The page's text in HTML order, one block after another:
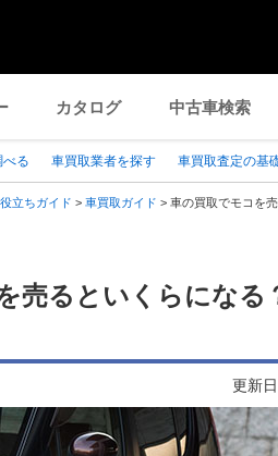
カタログ 中古車検索
る 車買取業者を探す 車買取査定の基
立ちガイド > 車買取ガイド > 車の買取でモコを
売るといくらになる
更新日